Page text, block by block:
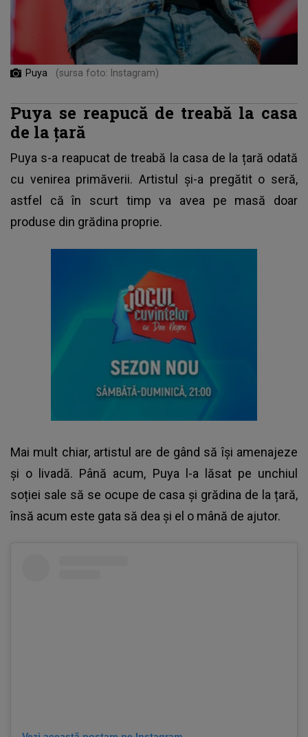
Puya (sursa foto: Instagram)
Puya se reapucă de treabă la casa
de la țară
Puya s-a reapucat de treabă la casa de la țară odată
cu venirea primăverii. Artistul și-a pregătit o seră,
astfel că în scurt timp va avea pe masă doar
produse din grădina proprie.
Mai mult chiar, artistul are de gând să își amenajeze
și o livadă. Până acum, Puya l-a lăsat pe unchiul
soției sale să se ocupe de casa și grădina de la țară,
însă acum este gata să dea și el o mână de ajutor.